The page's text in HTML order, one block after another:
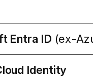
Entra ID (ex-
Identity